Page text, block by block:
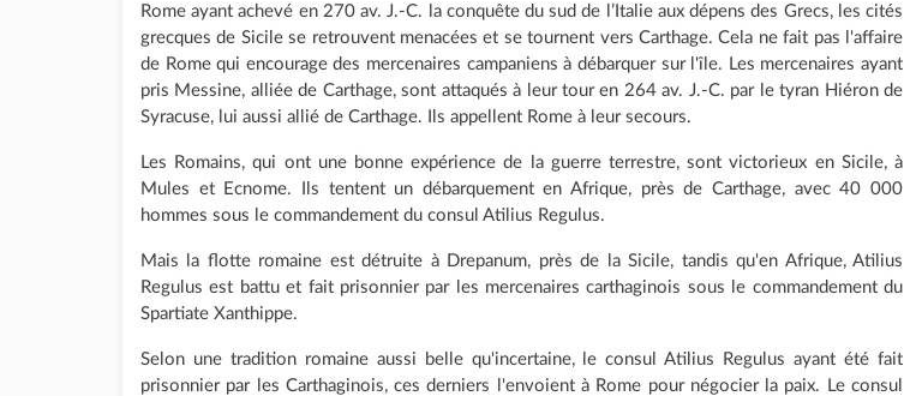
Rome ayant achevé en 270 av. J.-C. la conquête du sud de l’Italie aux dépens des Grecs, les cités
grecques de Sicile se retrouvent menacées et se tournent vers Carthage. Cela ne fait pas l'affaire
de Rome qui encourage des mercenaires campaniens à débarquer sur l'île. Les mercenaires ayant
pris Messine, alliée de Carthage, sont attaqués à leur tour en 264 av. J.-C. par le tyran Hiéron de
Syracuse, lui aussi allié de Carthage. Ils appellent Rome à leur secours.
Les Romains, qui ont une bonne expérience de la guerre terrestre, sont victorieux en Sicile, à
Mules et Ecnome. Ils tentent un débarquement en Afrique, près de Carthage, avec 40 000
hommes sous le commandement du consul Atilius Regulus.
Mais la flotte romaine est détruite à Drepanum, près de la Sicile, tandis qu'en Afrique, Atilius
Regulus est battu et fait prisonnier par les mercenaires carthaginois sous le commandement du
Spartiate Xanthippe.
Selon une tradition romaine aussi belle qu'incertaine, le consul Atilius Regulus ayant été fait
prisonnier par les Carthaginois, ces derniers l'envoient à Rome pour négocier la paix. Le consul